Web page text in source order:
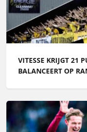
VITESSE KRIJGT 21
BALANCEERT OP